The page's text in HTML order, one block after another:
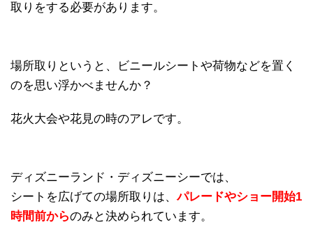
取りをする必要があります。
場所取りというと、ビニールシートや荷物などを置く
のを思い浮かべませんか？
花火大会や花見の時のアレです。
ディズニーランド・ディズニーシーでは、
シートを広げての場所取りは、パレードやショー開始1
時間前からのみと決められています。